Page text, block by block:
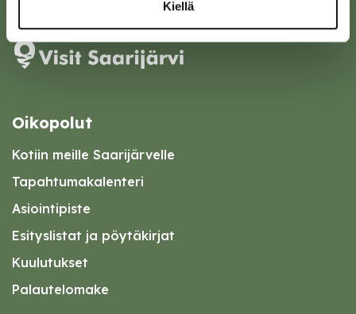
Kiellä
Oikopolut
Kotiin meille Saarijärvelle
Tapahtumakalenteri
Asiointipiste
Esityslistat ja pöytäkirjat
Kuulutukset
Palautelomake